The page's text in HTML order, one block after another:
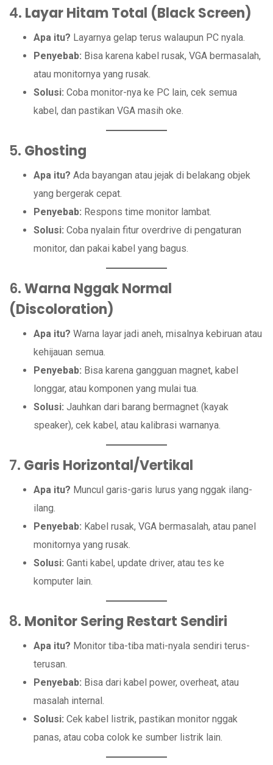
4. Layar Hitam Total (Black Screen)
Apa itu? Layarnya gelap terus walaupun PC nyala.
Penyebab: Bisa karena kabel rusak, VGA bermasalah,
atau monitornya yang rusak.
Solusi: Coba monitor-nya ke PC lain, cek semua
kabel, dan pastikan VGA masih oke.
5. Ghosting
Apa itu? Ada bayangan atau jejak di belakang objek
yang bergerak cepat.
Penyebab: Respons time monitor lambat.
Solusi: Coba nyalain fitur overdrive di pengaturan
monitor, dan pakai kabel yang bagus.
6.Warna Nggak Normal
(Discoloration)
Apa itu? Warna layar jadi aneh, misalnya kebiruan atau
kehijauan semua.
Penyebab: Bisa karena gangguan magnet, kabel
longgar, atau komponen yang mulai tua.
Solusi: Jauhkan dari barang bermagnet (kayak
speaker), cek kabel, atau kalibrasi warnanya.
7. Garis Horizontal/Vertikal
Apa itu? Muncul garis-garis lurus yang nggak ilang-
ilang.
Penyebab: Kabel rusak, VGA bermasalah, atau panel
monitornya yang rusak.
Solusi: Ganti kabel, update driver, atau tes ke
komputer lain.
8. Monitor Sering Restart Sendiri
Apa itu? Monitor tiba-tiba mati-nyala sendiri terus-
terusan.
Penyebab: Bisa dari kabel power, overheat, atau
masalah internal.
Solusi: Cek kabel listrik, pastikan monitor nggak
panas, atau coba colok ke sumber listrik lain.